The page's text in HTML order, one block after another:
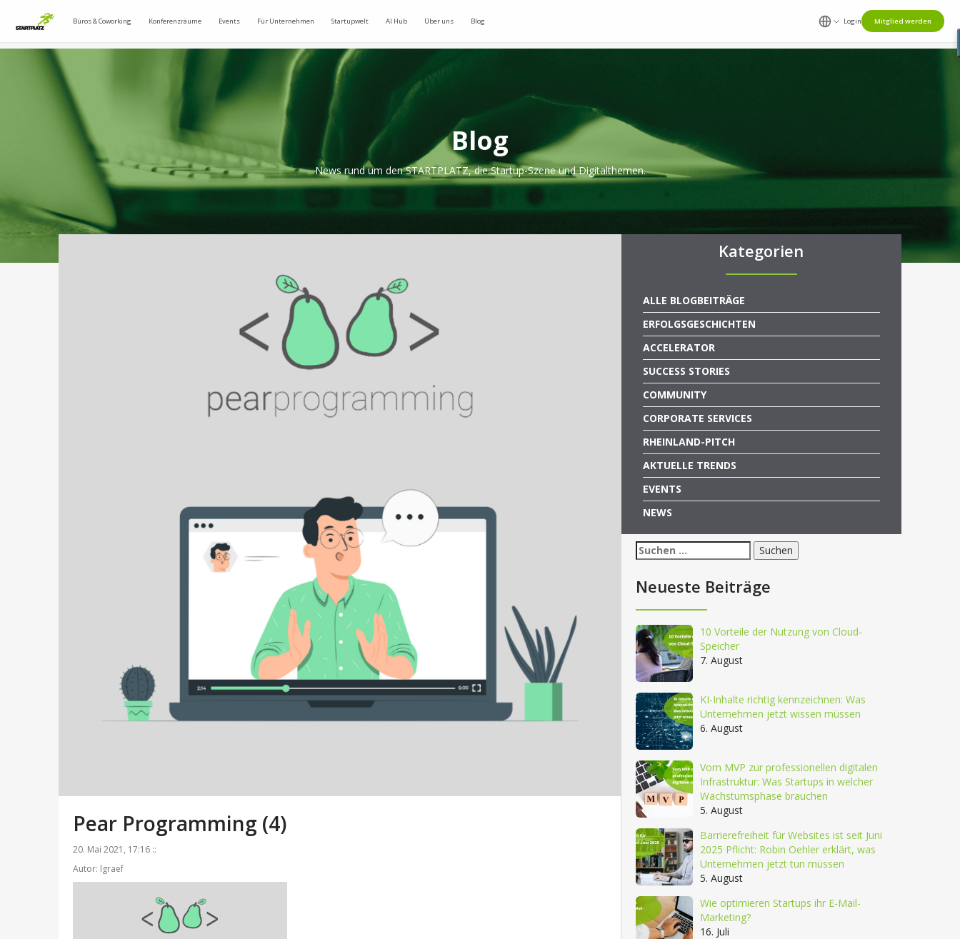
Büros & Coworking Konferenzräume Events Für Unternehmen Startupwelt AI Hub Über uns Blog Login Mitglied werden
Blog
News rund um den STARTPLATZ, die Startup-Szene und Digitalthemen.
Pear Programming (4)
20. Mai 2021, 17:16 ::
Autor: lgraef
Kategorien
ALLE BLOGBEITRÄGE
ERFOLGSGESCHICHTEN
ACCELERATOR
SUCCESS STORIES
COMMUNITY
CORPORATE SERVICES
RHEINLAND-PITCH
AKTUELLE TRENDS
EVENTS
NEWS
Suchen
nach:
Neueste Beiträge
10 Vorteile der Nutzung von Cloud-
Speicher
7. August
KI-Inhalte richtig kennzeichnen: Was
Unternehmen jetzt wissen müssen
6. August
Vom MVP zur professionellen digitalen
Infrastruktur: Was Startups in welcher
Wachstumsphase brauchen
5. August
Barrierefreiheit für Websites ist seit Juni
2025 Pflicht: Robin Oehler erklärt, was
Unternehmen jetzt tun müssen
5. August
Wie optimieren Startups ihr E-Mail-
Marketing?
16. Juli